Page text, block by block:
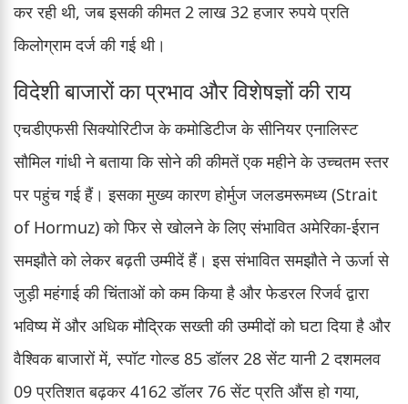
कर रही थी, जब इसकी कीमत 2 लाख 32 हजार रुपये प्रति
किलोग्राम दर्ज की गई थी।
विदेशी बाजारों का प्रभाव और विशेषज्ञों की राय
एचडीएफसी सिक्योरिटीज के कमोडिटीज के सीनियर एनालिस्ट
सौमिल गांधी ने बताया कि सोने की कीमतें एक महीने के उच्चतम स्तर
पर पहुंच गई हैं। इसका मुख्य कारण होर्मुज जलडमरूमध्य (Strait
of Hormuz) को फिर से खोलने के लिए संभावित अमेरिका-ईरान
समझौते को लेकर बढ़ती उम्मीदें हैं। इस संभावित समझौते ने ऊर्जा से
जुड़ी महंगाई की चिंताओं को कम किया है और फेडरल रिजर्व द्वारा
भविष्य में और अधिक मौद्रिक सख्ती की उम्मीदों को घटा दिया है और
वैश्विक बाजारों में, स्पॉट गोल्ड 85 डॉलर 28 सेंट यानी 2 दशमलव
09 प्रतिशत बढ़कर 4162 डॉलर 76 सेंट प्रति औंस हो गया,